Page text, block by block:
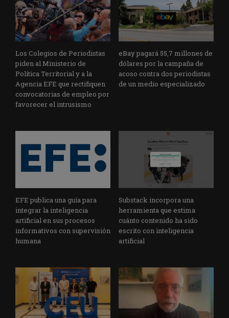
Los Colegios de Periodistas
piden al Ministerio de
Política Territorial y a la
Agencia EFE que rectifiquen
convocatorias de empleo por
favorecer el intrusismo
eBay pagará 55,7 millones de
dólares por la campaña de
acoso contra dos periodistas
de un medio especializado
EFE publica una guía para
integrar la inteligencia
artificial en sus procesos
informativos con supervisión
humana
Substack incorpora una
herramienta que estima
cuánto contenido ha sido
escrito con inteligencia
artificial